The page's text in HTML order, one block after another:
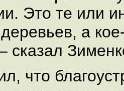
Это те или
а
сказал
что